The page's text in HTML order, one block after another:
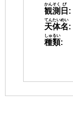
観測
かんそく
日
び
:
天体名
てんたいめい
:
種類
しゅるい
: